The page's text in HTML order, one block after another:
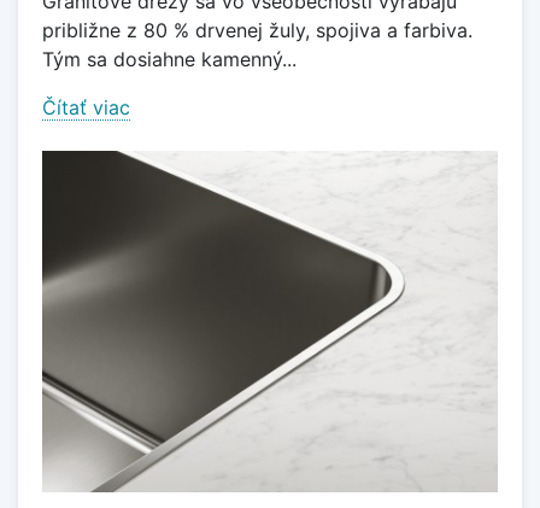
približne z 80 % drvenej žuly, spojiva a farbiva.
Tým sa dosiahne kamenný...
Čítať viac